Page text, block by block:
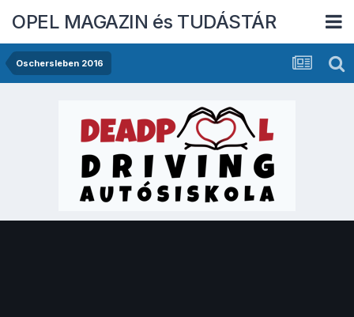
OPEL MAGAZIN és TUDÁSTÁR
Oschersleben 2016